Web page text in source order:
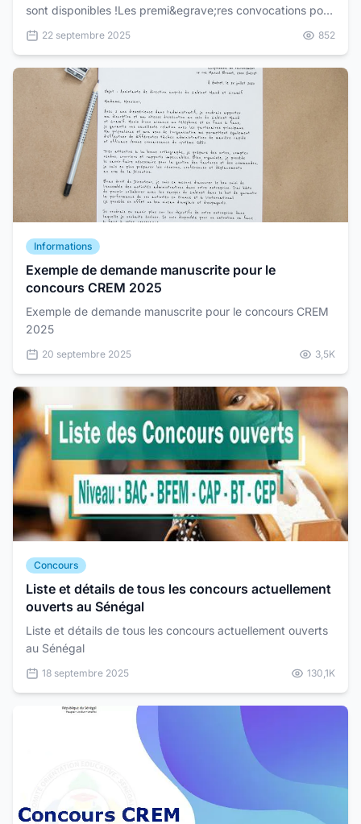
sont disponibles !Les premi&egrave;res convocations pour
le concours&nbsp;Eaux et For&ecirc;ts&nbsp;vie...
22 septembre 2025 852
Informations
Exemple de demande manuscrite pour le
concours CREM 2025
Exemple de demande manuscrite pour le concours CREM
2025
20 septembre 2025 3,5K
Concours
Liste et détails de tous les concours actuellement
ouverts au Sénégal
Liste et détails de tous les concours actuellement ouverts
au Sénégal
18 septembre 2025 130,1K